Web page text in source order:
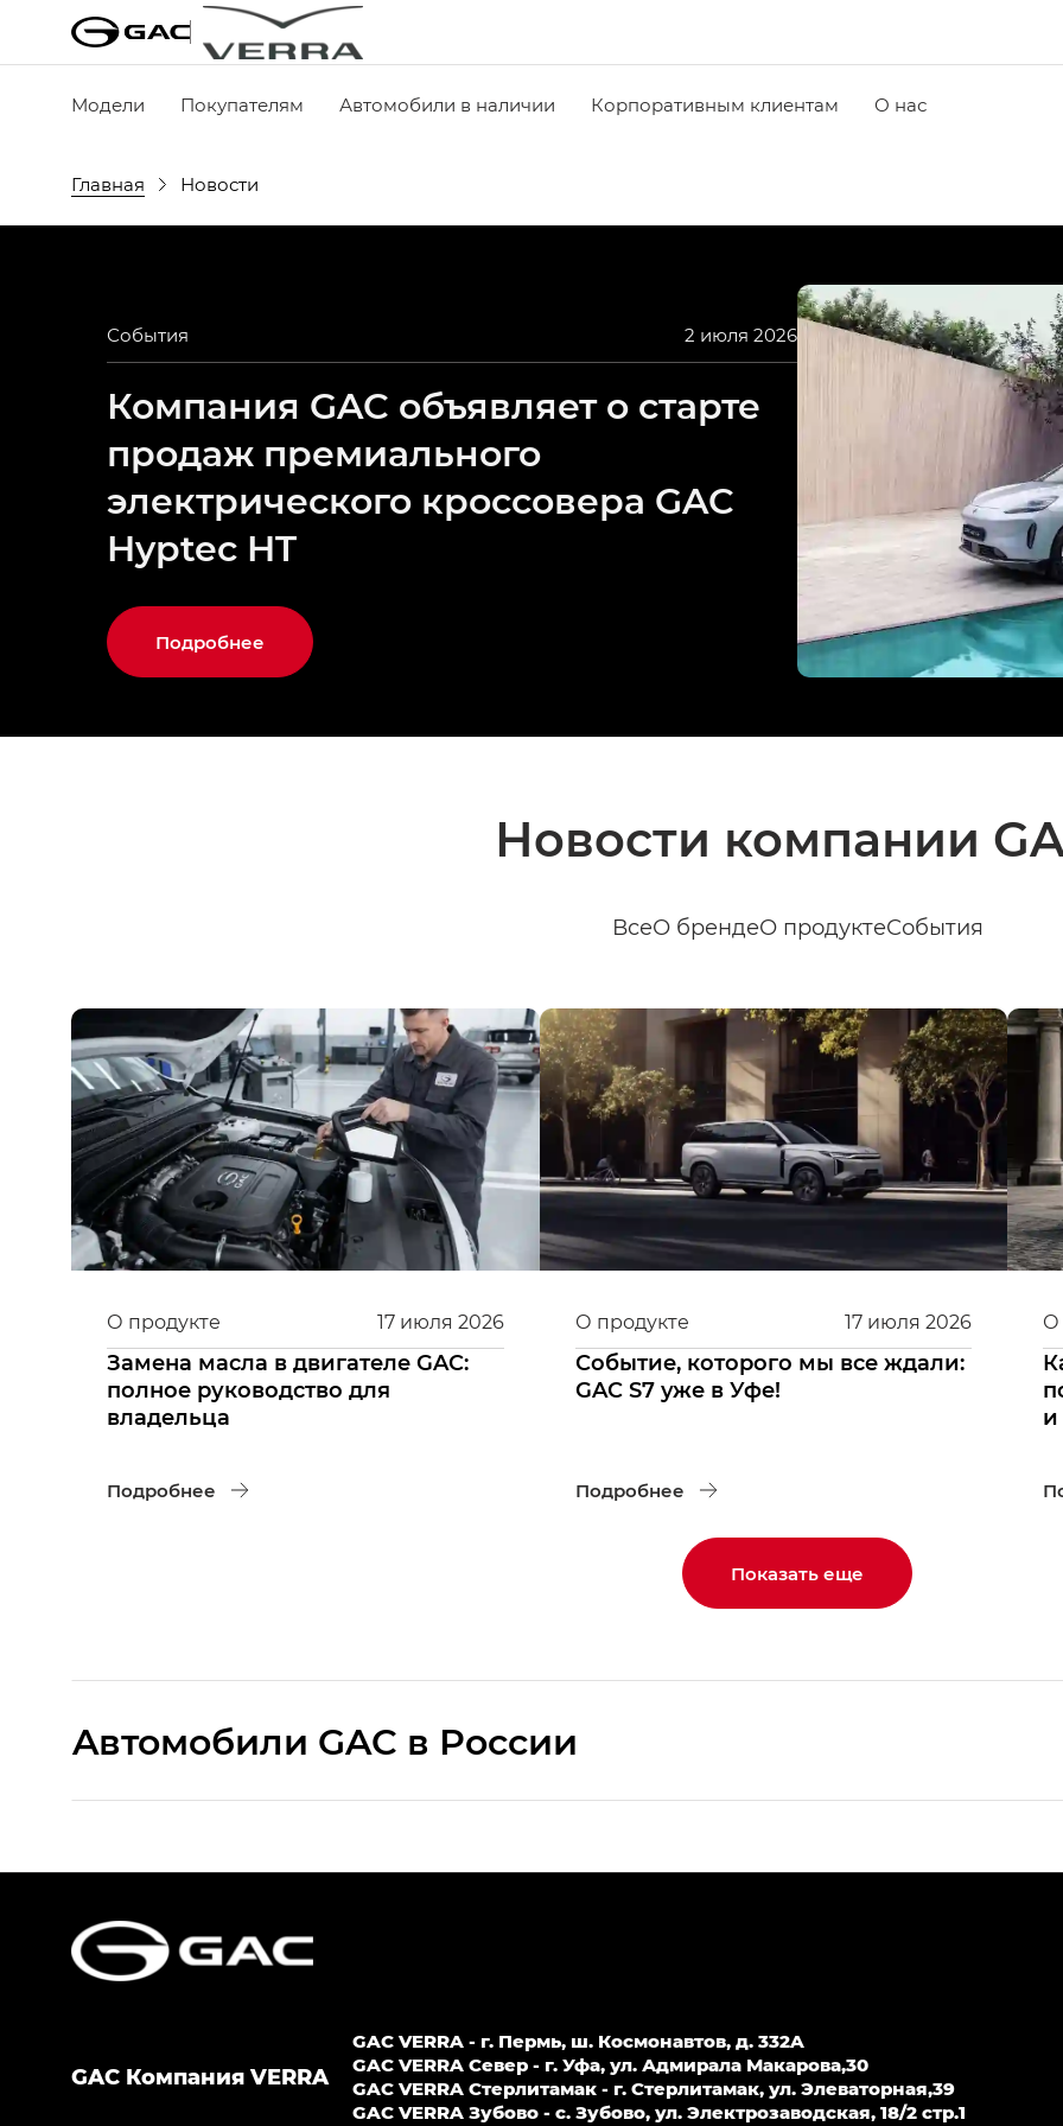
Модели Покупателям Автомобили в наличии Корпоративным клиентам О нас
Главная Новости
События 2 июля 2026
Компания GAC объявляет о старте
продаж премиального
электрического кроссовера GAC
Hyptec HT
Подробнее
Новости компании
ВсеО брендеО продуктеСобытия
17 июля 2026
О продукте
Замена масла в двигателе GAC:
полное руководство для
владельца
Подробнее
17 июля 2026
О продукте
Событие, которого мы все ждали:
GAC S7 уже в Уфе!
Подробнее
О
и
Показать еще
Aвтомобили GAC в России
HYPTEC HT — Хайптек Эйч Ти (HYPTEC HT) в комплектации Экс ПРЕМИУМ — EX PREMIUM
GS8 — Джи Эс 8 (GS8) в комплектациях Джи Эс 8 ТРЭВЕЛЛЕР — GS8 TRAVELLER, Джи Икс
GAC Компания VERRA
GAC VERRA - г. Пермь, ш. Космонавтов, д. 332A
GAC VERRA Север - г. Уфа, ул. Адмирала Макарова,30
GAС VERRA Стерлитамак - г. Стерлитамак, ул. Элеваторная,39
GAC VERRA Зубово - с. Зубово, ул. Электрозаводская, 18/2 стр.1